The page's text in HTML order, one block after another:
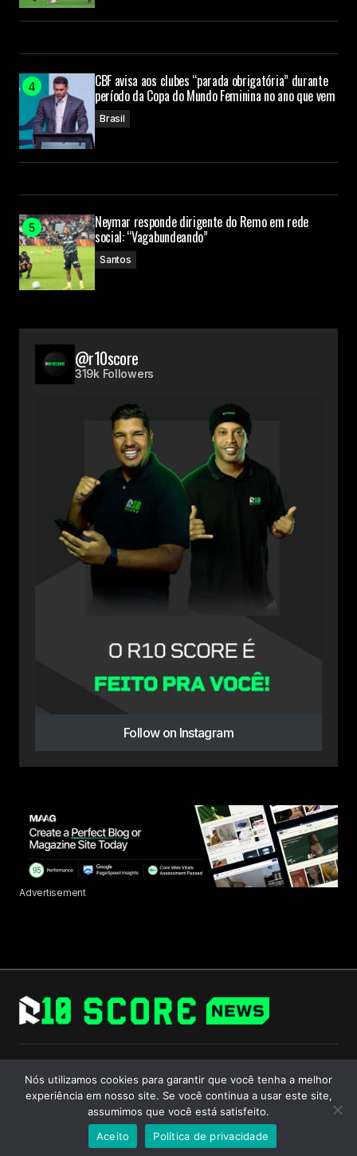
CBF avisa aos clubes “parada obrigatória” durante
período da Copa do Mundo Feminina no ano que vem
Brasil
Neymar responde dirigente do Remo em rede
social: “Vagabundeando”
Santos
@r10score
319k Followers
Follow on Instagram
Advertisement
Follow Us
© 2024 R10 Score. All Rights Reserved.
Nós utilizamos cookies para garantir que você tenha a melhor
experiência em nosso site. Se você continua a usar este site,
assumimos que você está satisfeito.
Aceito
Política de privacidade